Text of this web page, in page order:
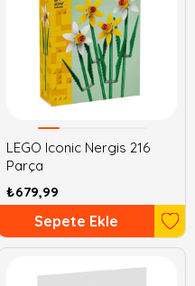
LEGO Iconic Nergis 216
Parça
₺679,99
Sepete Ekle